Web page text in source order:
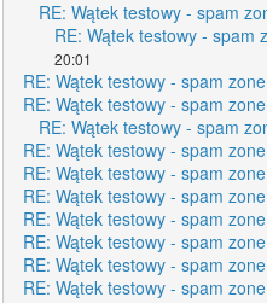
RE: Wątek testowy - spam
RE: Wątek testowy - spam
20:01
RE: Wątek testowy - spam zone
RE: Wątek testowy - spam zone
RE: Wątek testowy - spam
RE: Wątek testowy - spam zone
RE: Wątek testowy - spam zone
RE: Wątek testowy - spam zone
RE: Wątek testowy - spam zone
RE: Wątek testowy - spam zone
RE: Wątek testowy - spam zone
RE: Wątek testowy - spam zone